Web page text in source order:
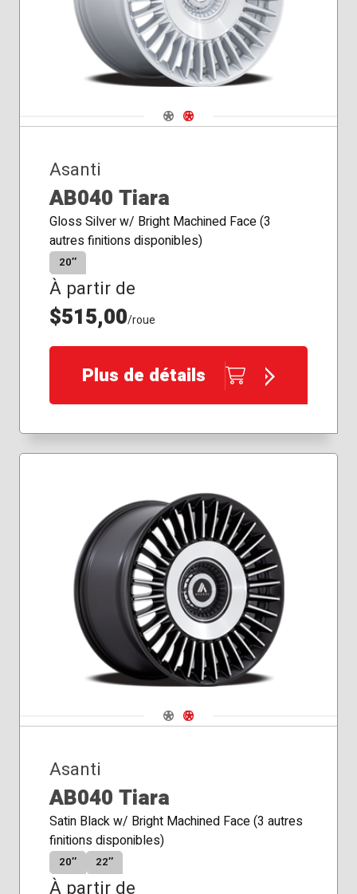
Navigate 1
Navigate 2
Asanti
AB040 Tiara
Gloss Silver w/ Bright Machined Face (3
autres finitions disponibles)
20″
À partir de
$515,00/roue
Plus de détails
Navigate 1
Navigate 2
Asanti
AB040 Tiara
Satin Black w/ Bright Machined Face (3 autres
finitions disponibles)
20″ 22″
À partir de